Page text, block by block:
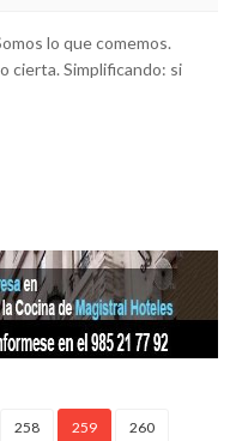
lo que comemos.
cierta. Simplificando: si
258 259 260